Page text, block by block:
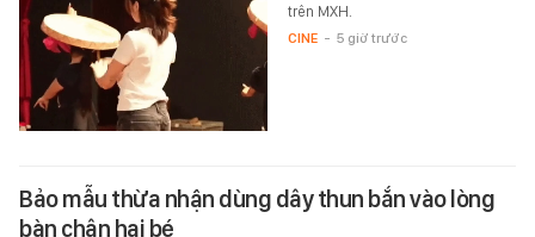
trên MXH.
CINE - 5 giờ trước
Bảo mẫu thừa nhận dùng dây thun bắn vào lòng
bàn chân hai bé